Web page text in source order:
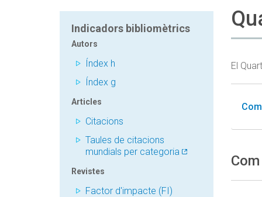
Indicadors bibliomètrics
Autors
Índex h
Índex g
Articles
Citacions
Taules de citacions
mundials per categoria
Revistes
Factor d'impacte (FI)
El